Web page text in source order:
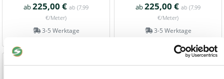
ab225,00 € ab (7,99
€/Meter)
3-5 Werktage
ab225,00 € ab (7,99
€/Meter)
3-5 Werktage